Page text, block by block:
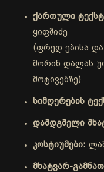
ქართული
ყიფშიძე
(ფრედ ებისა და
მორინ დალას
მოტივებზე)
სიმღერების
დამდგმელი
კოსტიუმები:
მხატვარ-